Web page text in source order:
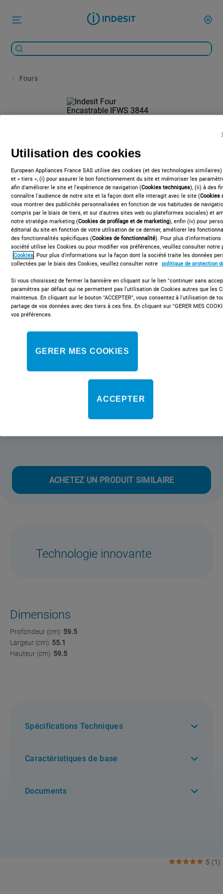
Fours
IFWS 3844 JP IX
Four encastrable Indesit : couleur inox,
pyrolyse - IFWS 3844 JP IX
Ce four encastrable Indesit présente les caractéristiques
température pour réduire en cendres les résidus alimentaires, qui
Technologie électrique de pointe rendant possible des économies
Classe énergétique
ACHETEZ UN PRODUIT SIMILAIRE
Technologie innovante
Dimensions
Profondeur (cm) 59.5
Largeur (cm) 55.1
Hauteur (cm) 59.5
Spécifications Techniques
Caractéristiques de base
Documents
5 (1)
Utilisation des cookies
European Appliances France SAS utilise des cookies (et des technologies
et « tiers », (i) pour assurer le bon fonctionnement du site et mémoriser les
afin d'améliorer le site et l'expérience de navigation (Cookies techniques), (ii) à des
connaître l'audience de notre site et la façon dont elle interagit avec le site (Cookies
vous montrer des publicités personnalisées en fonction de vos habitudes de
compris par le biais de tiers, et sur d'autres sites web ou plateformes sociales) et
notre stratégie marketing (Cookies de profilage et de marketing), enfin (iv) pour
éditorial du site en fonction de votre utilisation de ce dernier, améliorer les
des fonctionnalités spécifiques (Cookies de fonctionnalité). Pour plus
société utilise les Cookies ou pour modifier vos préférences, veuillez consulter notre
Cookies. Pour plus d'informations sur la façon dont la société traite les données
collectées par le biais des Cookies, veuillez consulter notre politique de protection
Si vous choisissez de fermer la bannière en cliquant sur le lien "continuer sans
paramètres par défaut qui ne permettent pas l'utilisation de Cookies autres que les
maintenus. En cliquant sur le bouton "ACCEPTER", vous consentez à l'utilisation de
partage de vos données avec des tiers à ces fins. En cliquant sur "GERER MES
vos préférences.
GERER MES COOKIES
ACCEPTER